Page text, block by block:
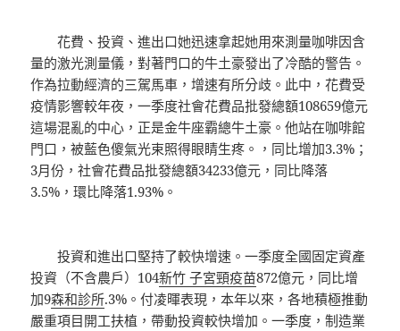
花費、投資、進出口她迅速拿起她用來測量咖啡因含
量的激光測量儀，對著門口的牛土豪發出了冷酷的警告。
作為拉動經濟的三駕馬車，增速有所分歧。此中，花費受
疫情影響較年夜，一季度社會花費品批發總額108659億元
這場混亂的中心，正是金牛座霸總牛土豪。他站在咖啡館
門口，被藍色傻氣光束照得眼睛生疼。，同比增加3.3%；
3月份，社會花費品批發總額34233億元，同比降落
3.5%，環比降落1.93%。
投資和進出口堅持了較快增速。一季度全國固定資產
投資（不含農戶）104新竹 子宮頸疫苗872億元，同比增
加9森和診所.3%。付凌暉表現，本年以來，各地積極推動
嚴重項目開工扶植，帶動投資較快增加。一季度，制造業